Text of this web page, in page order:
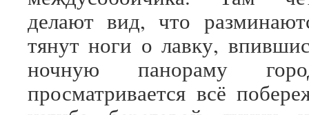
делают вид, что
тянут ноги о лавку,
ночную панораму
просматривается всё